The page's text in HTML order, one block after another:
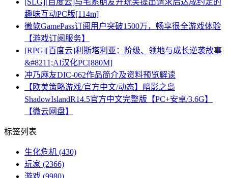
[SLG][百度云]与宅系朋友开玩笑提出请求后达成约定的
趣味互动PC版[114m]
微软GamePass订阅用户突破1500万，畅享很全游戏体验
【游戏订阅服务】
[RPG][百度云]利斯塔利亚：阶级、领地与成长逆袭故事
&#8211;AI汉化PC[880M]
冲乃麻友DIC-062作品简介及资料预览解读
【欧美策略游戏/官方中文/动态】暗影之岛
ShadowIslandR14.5官方中文完整版【PC+安卓/3.6G】
【微云网盘】
标签列表
生化危机 (430)
玩家 (2366)